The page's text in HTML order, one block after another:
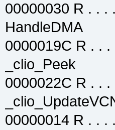
00000030 R . . .
HandleDMA
0000019C R . . .
_clio_Peek
0000022C R . . .
00000014 R . . .